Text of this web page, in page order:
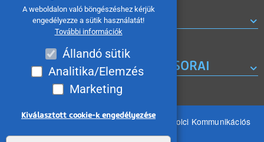
A weboldalon való böngészéshez kérjük
engedélyezze a sütik használatát!
További információk
Állandó sütik
Analitika/Elemzés
Marketing
Kiválasztott cookie-k engedélyezése
ROVATOK
A MISKOLC TV KORÁBBI MŰSORAI
Minden jog fenntartva 2026 © MIKOM Miskolci Kommunikációs
Nonprofit Kft.